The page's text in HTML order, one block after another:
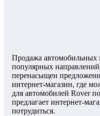
Продажа
популярных
перенасыщен
интернет-магазин, где
для автомобилей Rover
предлагает интернет-
потрудиться.